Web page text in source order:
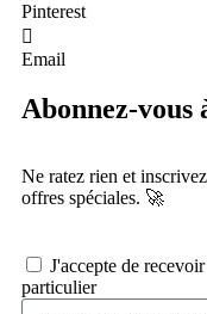
Pinterest
Email
Abonnez-vous
Ne ratez rien et
offres spéciales. 🚀​
J'accepte de
particulier